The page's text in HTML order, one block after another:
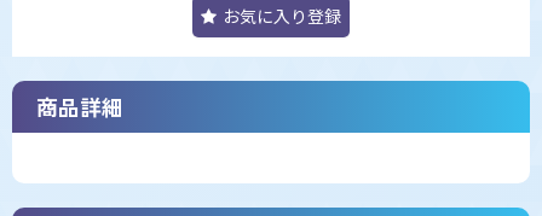
お気に入り登録
商品詳細